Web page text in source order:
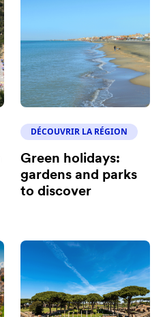
DÉCOUVRIR LA RÉGION
Green holidays:
gardens and parks
to discover